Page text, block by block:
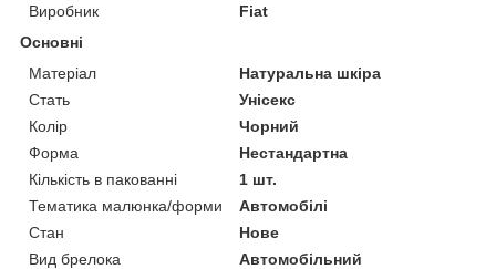
Виробник
Fiat
Основні
Матеріал
Натуральна шкіра
Стать
Унісекс
Колір
Чорний
Форма
Нестандартна
Кількість в пакованні
1 шт.
Тематика малюнка/форми
Автомобілі
Стан
Нове
Вид брелока
Автомобільний